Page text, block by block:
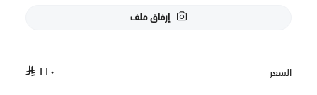
إرفاق ملف
السعر ١١٠